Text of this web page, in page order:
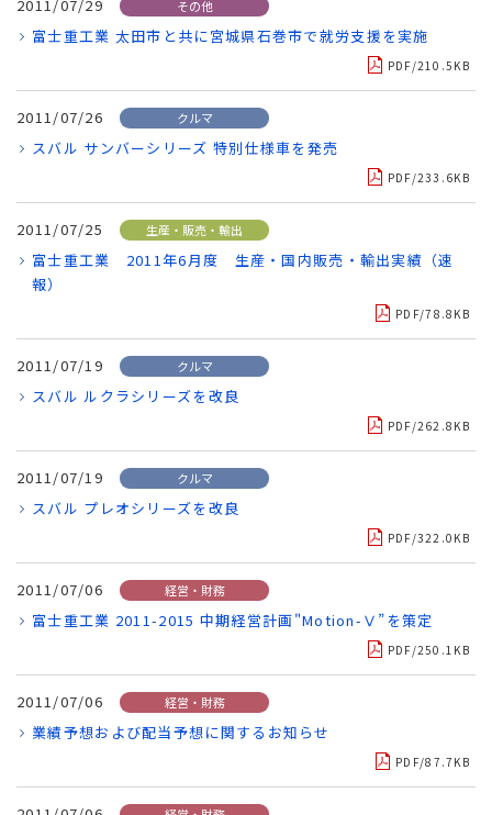
2011/07/29 その他
富士重工業 太田市と共に宮城県石巻市で就労支援を実施
PDF/210.5KB
2011/07/26 クルマ
スバル サンバーシリーズ 特別仕様車を発売
PDF/233.6KB
2011/07/25 生産・販売・輸出
富士重工業 2011年6月度 生産・国内販売・輸出実績（速
報）
PDF/78.8KB
2011/07/19 クルマ
スバル ルクラシリーズを改良
PDF/262.8KB
2011/07/19 クルマ
スバル プレオシリーズを改良
PDF/322.0KB
2011/07/06 経営・財務
富士重工業 2011-2015 中期経営計画"Motion-Ⅴ”を策定
PDF/250.1KB
2011/07/06 経営・財務
業績予想および配当予想に関するお知らせ
PDF/87.7KB